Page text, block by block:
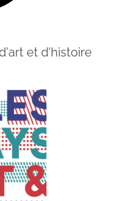
et d'histoire